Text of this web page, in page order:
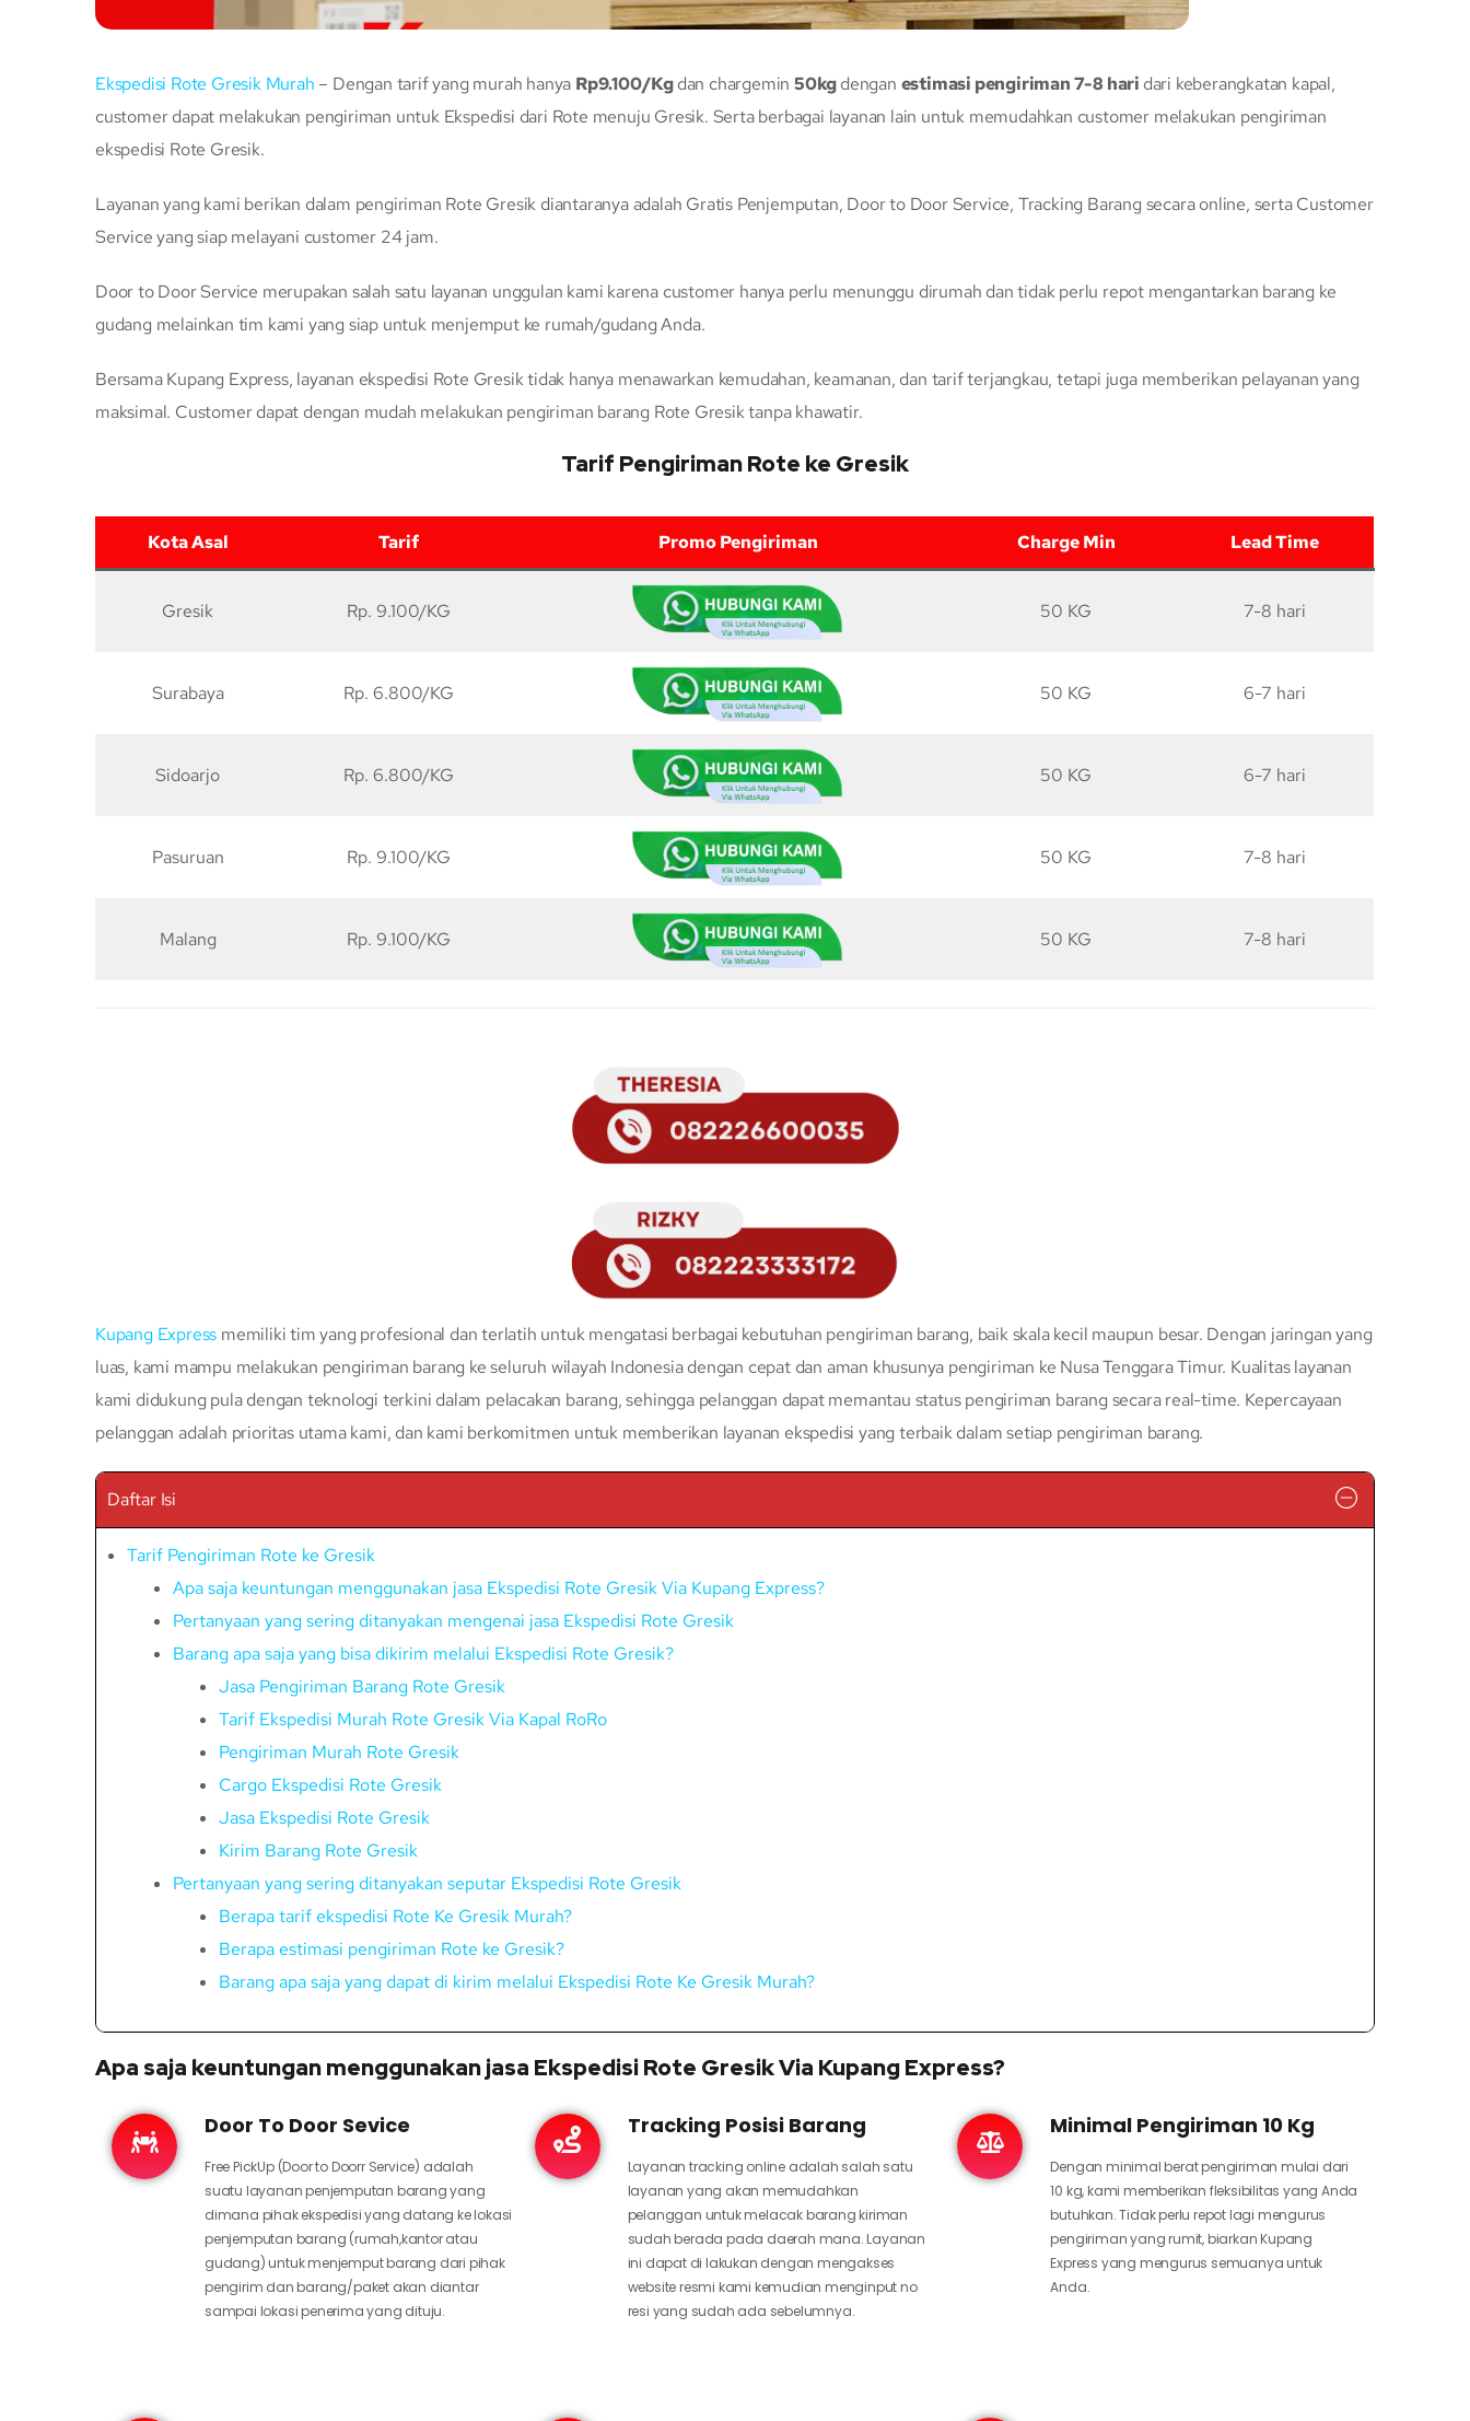
Ekspedisi Rote Gresik Murah – Dengan tarif yang murah hanya Rp9.100/Kgdan chargemin50kgdengan estimasi pengiriman 7-8 hari dari keberangkatan kapal,
customer dapat melakukan pengiriman untuk Ekspedisi dari Rote menuju Gresik. Serta berbagai layanan lain untuk memudahkan customer melakukan pengiriman
ekspedisi Rote Gresik.
Layanan yang kami berikan dalam pengiriman Rote Gresik diantaranya adalah Gratis Penjemputan, Door to Door Service, Tracking Barang secara online, serta Customer
Service yang siap melayani customer 24 jam.
Door to Door Service merupakan salah satu layanan unggulan kami karena customer hanya perlu menunggu dirumah dan tidak perlu repot mengantarkan barang ke
gudang melainkan tim kami yang siap untuk menjemput ke rumah/gudang Anda.
Bersama Kupang Express, layanan ekspedisi Rote Gresik tidak hanya menawarkan kemudahan, keamanan, dan tarif terjangkau, tetapi juga memberikan pelayanan yang
maksimal. Customer dapat dengan mudah melakukan pengiriman barang Rote Gresik tanpa khawatir.
Tarif Pengiriman Rote ke Gresik
Kota Asal Tarif Promo Pengiriman Charge Min Lead Time
Gresik Rp. 9.100/KG 50 KG 7-8 hari
Surabaya Rp. 6.800/KG 50 KG 6-7 hari
Sidoarjo Rp. 6.800/KG 50 KG 6-7 hari
Pasuruan Rp. 9.100/KG 50 KG 7-8 hari
Malang Rp. 9.100/KG 50 KG 7-8 hari
Kupang Express memiliki tim yang profesional dan terlatih untuk mengatasi berbagai kebutuhan pengiriman barang, baik skala kecil maupun besar. Dengan jaringan yang
luas, kami mampu melakukan pengiriman barang ke seluruh wilayah Indonesia dengan cepat dan aman khusunya pengiriman ke Nusa Tenggara Timur. Kualitas layanan
kami didukung pula dengan teknologi terkini dalam pelacakan barang, sehingga pelanggan dapat memantau status pengiriman barang secara real-time. Kepercayaan
pelanggan adalah prioritas utama kami, dan kami berkomitmen untuk memberikan layanan ekspedisi yang terbaik dalam setiap pengiriman barang.
Daftar Isi
Tarif Pengiriman Rote ke Gresik
Apa saja keuntungan menggunakan jasa Ekspedisi Rote Gresik Via Kupang Express?
Pertanyaan yang sering ditanyakan mengenai jasa Ekspedisi Rote Gresik
Barang apa saja yang bisa dikirim melalui Ekspedisi Rote Gresik?
Jasa Pengiriman Barang Rote Gresik
Tarif Ekspedisi Murah Rote Gresik Via Kapal RoRo
Pengiriman Murah Rote Gresik
Cargo Ekspedisi Rote Gresik
Jasa Ekspedisi Rote Gresik
Kirim Barang Rote Gresik
Pertanyaan yang sering ditanyakan seputar Ekspedisi Rote Gresik
Berapa tarif ekspedisi Rote Ke Gresik Murah?
Berapa estimasi pengiriman Rote ke Gresik?
Barang apa saja yang dapat di kirim melalui Ekspedisi Rote Ke Gresik Murah?
Apa saja keuntungan menggunakan jasa Ekspedisi Rote Gresik Via Kupang Express?
Door To Door Sevice
Free PickUp (Door to Doorr Service) adalah
suatu layanan penjemputan barang yang
dimana pihak ekspedisi yang datang ke lokasi
penjemputan barang (rumah,kantor atau
gudang) untuk menjemput barang dari pihak
pengirim dan barang/paket akan diantar
sampai lokasi penerima yang dituju.
Tracking Posisi Barang
Layanan tracking online adalah salah satu
layanan yang akan memudahkan
pelanggan untuk melacak barang kiriman
sudah berada pada daerah mana. Layanan
ini dapat di lakukan dengan mengakses
website resmi kami kemudian menginput no
resi yang sudah ada sebelumnya.
Minimal Pengiriman 10 Kg
Dengan minimal berat pengiriman mulai dari
10 kg, kami memberikan fleksibilitas yang Anda
butuhkan. Tidak perlu repot lagi mengurus
pengiriman yang rumit, biarkan Kupang
Express yang mengurus semuanya untuk
Anda.